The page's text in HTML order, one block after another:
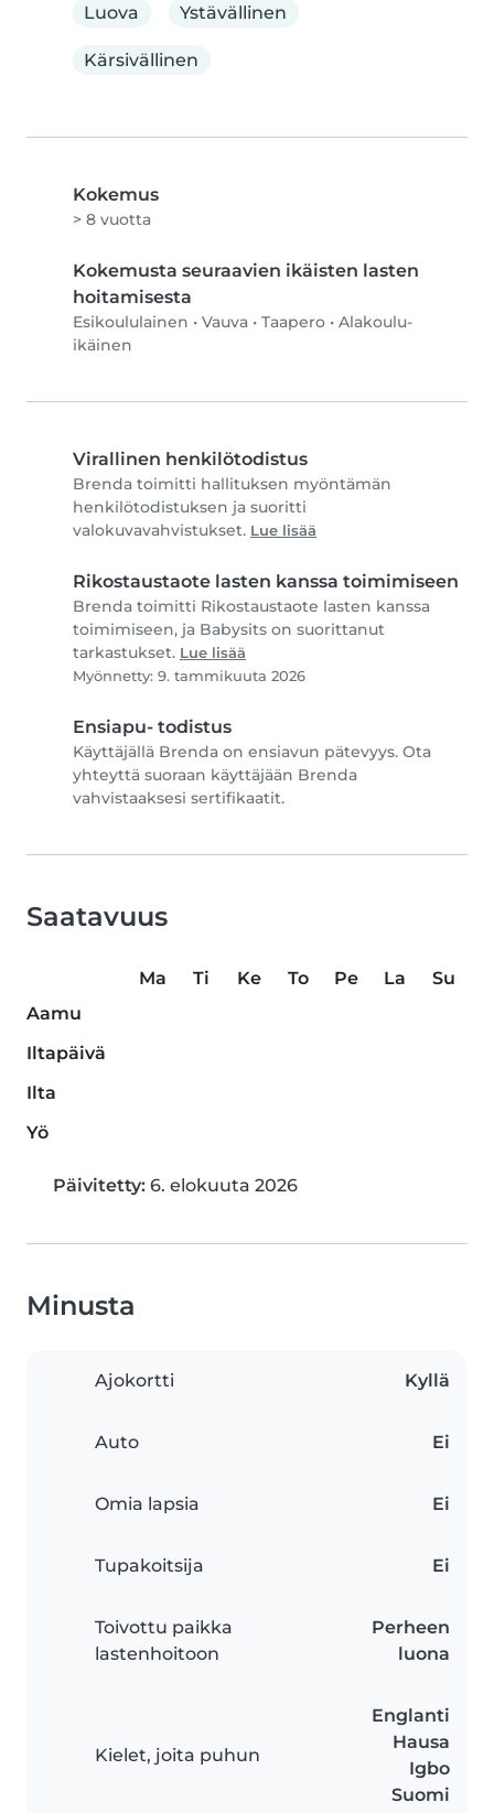
Luova
Ystävällinen
Kärsivällinen
Kokemus
> 8 vuotta
Kokemusta seuraavien ikäisten lasten
hoitamisesta
Esikoululainen • Vauva • Taapero • Alakoulu-
ikäinen
Virallinen henkilötodistus
Brenda toimitti hallituksen myöntämän
henkilötodistuksen ja suoritti
valokuvavahvistukset. Lue lisää
Rikostaustaote lasten kanssa toimimiseen
Brenda toimitti Rikostaustaote lasten kanssa
toimimiseen, ja Babysits on suorittanut
tarkastukset. Lue lisää
Myönnetty: 9. tammikuuta 2026
Ensiapu- todistus
Käyttäjällä Brenda on ensiavun pätevyys. Ota
yhteyttä suoraan käyttäjään Brenda
vahvistaaksesi sertifikaatit.
Saatavuus
Ma Ti Ke To Pe La
Su
Aamu
Iltapäivä
Ilta
Yö
Päivitetty: 6. elokuuta 2026
Minusta
Ajokortti Kyllä
Auto Ei
Omia lapsia Ei
Tupakoitsija Ei
Toivottu paikka
lastenhoitoon
Perheen
luona
Kielet, joita puhun
Englanti
Hausa
Igbo
Suomi